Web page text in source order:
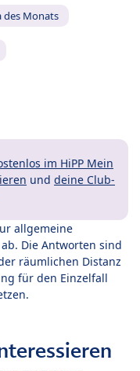
des Monats
im HiPP Mein
und deine Club-
allgemeine
Die Antworten sind
räumlichen Distanz
für den Einzelfall